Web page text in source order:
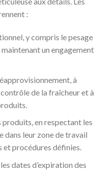
:
y compris le pesage
un engagement
à
de la fraîcheur et à
en respectant les
dans leur zone de travail
et procédures définies.
dates d’expiration des